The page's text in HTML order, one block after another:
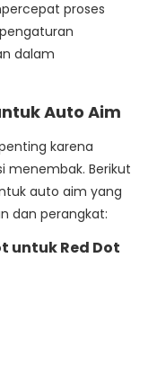
proses
dalam
Auto Aim
karena
menembak. Berikut
auto aim yang
dan perangkat:
untuk Red Dot